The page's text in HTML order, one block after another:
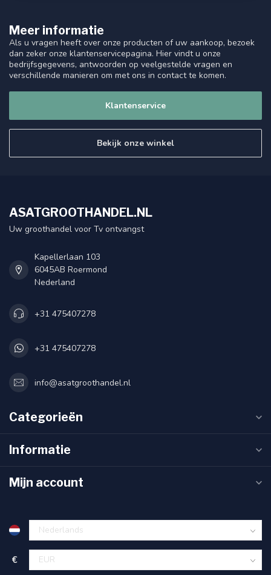
Meer informatie
Als u vragen heeft over onze producten of uw aankoop, bezoek
dan zeker onze klantenservicepagina. Hier vindt u onze
bedrijfsgegevens, antwoorden op veelgestelde vragen en
verschillende manieren om met ons in contact te komen.
Klantenservice
Bekijk onze winkel
ASATGROOTHANDEL.NL
Uw groothandel voor Tv ontvangst
Kapellerlaan 103
6045AB Roermond
Nederland
+31 475407278
+31 475407278
info@asatgroothandel.nl
Categorieën
Informatie
Mijn account
€